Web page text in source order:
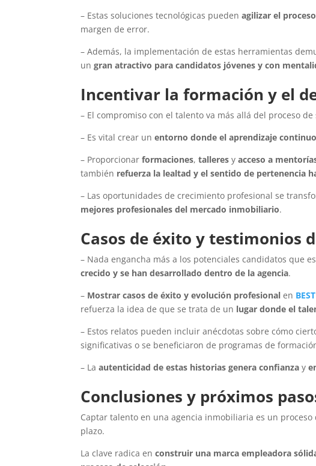
– Estas soluciones tecnológicas puedenagilizar el
margen de error.
– Además, la implementación de estas herramientas
ungran atractivo para candidatos jóvenes y con
Incentivar la formación y el
– El compromiso con el talento va más allá del proceso de
– Es vital crear unentorno donde el aprendizaje
– Proporcionarformaciones,talleres yacceso a
también refuerza la lealtad y el sentido de pertenencia
– Las oportunidades de crecimiento profesional se
mejores profesionales del mercado inmobiliario.
Casos de éxito y testimonios
– Nada engancha más a los potenciales candidatos que
crecido y se han desarrollado dentro de la agencia.
– Mostrar casos de éxito y evolución profesional en
refuerza la idea de que se trata de un lugar donde el
– Estos relatos pueden incluir anécdotas sobre cómo
significativas o se beneficiaron de programas de
– Laautenticidad de estas historias genera confianza y
Conclusiones y próximos
Captar talento en una agencia inmobiliaria es un
plazo.
La clave radica enconstruir una marca empleadora